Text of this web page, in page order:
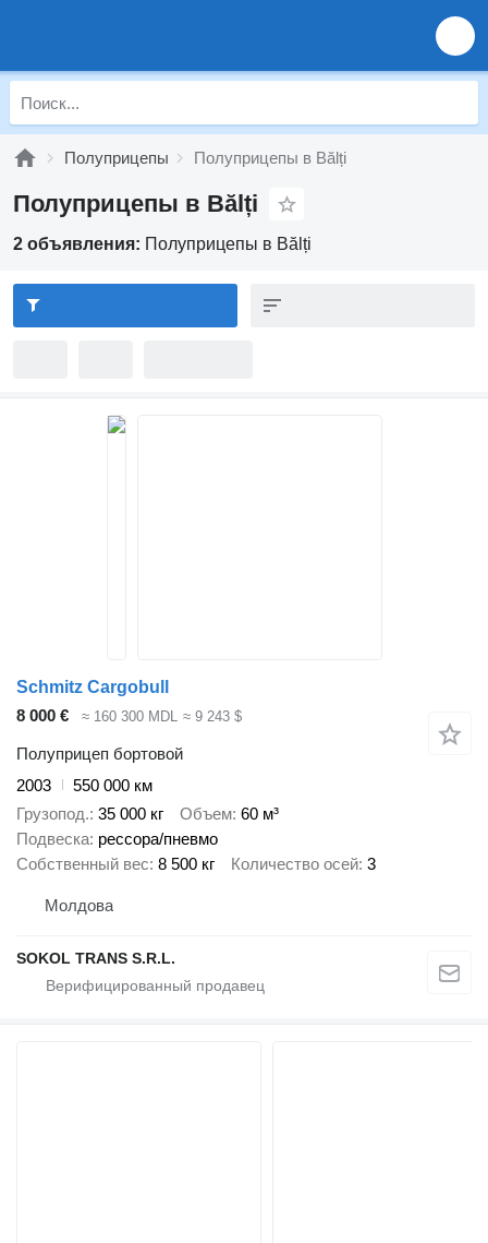
Полуприцепы Полуприцепы в Bălți
Полуприцепы в Bălți
2 объявления: Полуприцепы в Bălți
Schmitz Cargobull
8 000 €
≈ 160 300 MDL ≈ 9 243 $
Полуприцеп бортовой
2003
550 000 км
Грузопод. 35 000 кг Объем 60 м³
Подвеска рессора/пневмо
Собственный вес 8 500 кг Количество осей 3
Молдова
SOKOL TRANS S.R.L.